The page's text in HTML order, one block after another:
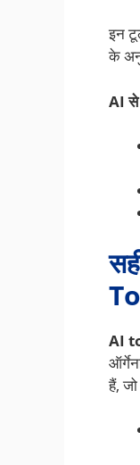
इन
के
AI से
AI
हैं,